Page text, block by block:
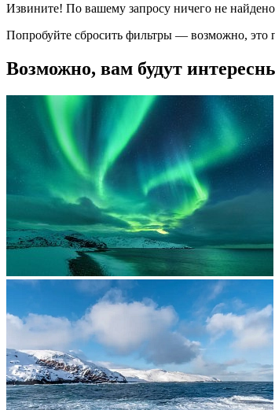
Извините! По вашему запросу ничего не
Попробуйте сбросить фильтры — возможно, это
Возможно, вам будут